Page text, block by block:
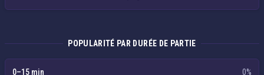
POPULARITÉ PAR DURÉE DE PARTIE
0–15 min
0%